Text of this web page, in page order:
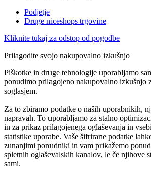
Podjetje
Druge niceshops trgovine
Kliknite tukaj za odstop od pogodbe
Prilagodite svojo nakupovalno izkušnjo
Piškotke in druge tehnologije uporabljamo
ponudimo prilagojeno nakupovalno izkušnjo
soglasjem.
Za to zbiramo podatke o naših uporabnikih,
napravah. To uporabljamo za stalno
in za prikaz prilagojenega oglaševanja in
statistike uporabe. Vaše šifrirane podatke
zunanjimi ponudniki in vam prikažemo
spletnih oglaševalskih kanalov, le če njihove
sami.